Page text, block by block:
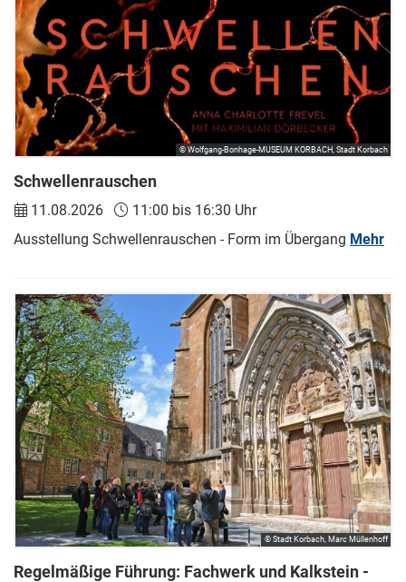
Schwellenrauschen
11.08.2026
11:00 bis 16:30 Uhr
Ausstellung Schwellenrauschen - Form im Übergang Mehr
© Wolfgang-Bonhage-MUSEUM KORBACH, Stadt Korbach
Regelmäßige Führung: Fachwerk und Kalkstein -
© Stadt Korbach, Marc Müllenhoff